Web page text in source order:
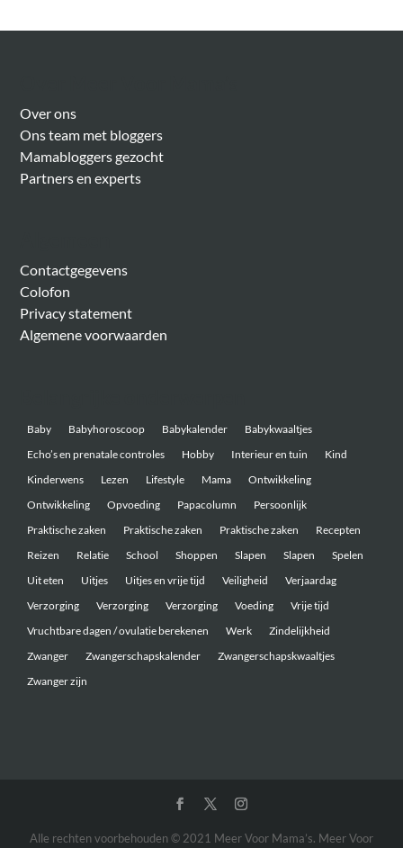
Over ons
Ons team met bloggers
Mamabloggers gezocht
Partners en experts
Contactgegevens
Colofon
Privacy statement
Algemene voorwaarden
Baby Babyhoroscoop Babykalender
Babykwaaltjes
Echo’s en prenatale controles
Hobby Interieur en tuin
Kind
Kinderwens
Lezen Lifestyle Mama
Ontwikkeling
Ontwikkeling
Opvoeding Papacolumn
Persoonlijk
Praktische zaken
Praktische zaken Praktische zaken
Recepten
Reizen
Relatie School Shoppen Slapen Slapen
Spelen
Uit eten
Uitjes Uitjes en vrije tijd Veiligheid
Verjaardag
Verzorging
Verzorging Verzorging Voeding
Vrije tijd
Vruchtbare dagen / ovulatie berekenen
Werk
Zindelijkheid
Zwanger
Zwangerschapskalender
Zwangerschapskwaaltjes
Zwanger zijn
Alle rechten voorbehouden © 2021 Meer Voor Mama’s. Meer Voor